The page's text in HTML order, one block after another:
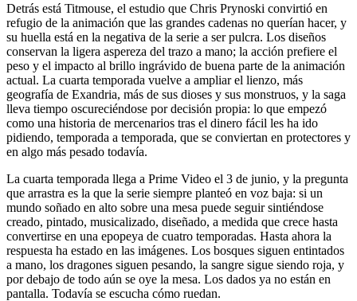
Detrás está Titmouse, el estudio que Chris Prynoski convirtió en
refugio de la animación que las grandes cadenas no querían hacer, y
su huella está en la negativa de la serie a ser pulcra. Los diseños
conservan la ligera aspereza del trazo a mano; la acción prefiere el
peso y el impacto al brillo ingrávido de buena parte de la animación
actual. La cuarta temporada vuelve a ampliar el lienzo, más
geografía de Exandria, más de sus dioses y sus monstruos, y la saga
lleva tiempo oscureciéndose por decisión propia: lo que empezó
como una historia de mercenarios tras el dinero fácil les ha ido
pidiendo, temporada a temporada, que se conviertan en protectores y
en algo más pesado todavía.
La cuarta temporada llega a Prime Video el 3 de junio, y la pregunta
que arrastra es la que la serie siempre planteó en voz baja: si un
mundo soñado en alto sobre una mesa puede seguir sintiéndose
creado, pintado, musicalizado, diseñado, a medida que crece hasta
convertirse en una epopeya de cuatro temporadas. Hasta ahora la
respuesta ha estado en las imágenes. Los bosques siguen entintados
a mano, los dragones siguen pesando, la sangre sigue siendo roja, y
por debajo de todo aún se oye la mesa. Los dados ya no están en
pantalla. Todavía se escucha cómo ruedan.